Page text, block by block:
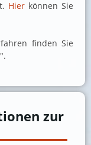
Hierkönnen Sie
finden Sie
zur